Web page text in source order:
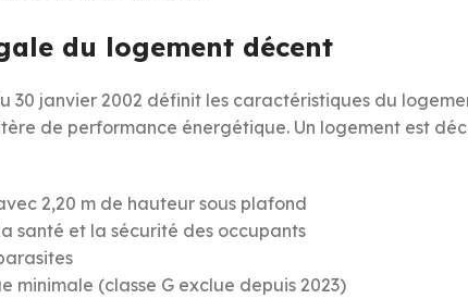
du logement décent
30 janvier 2002 définit les caractéristiques du
de performance énergétique. Un logement est
2,20 m de hauteur sous plafond
santé et la sécurité des occupants
minimale (classe G exclue depuis 2023)